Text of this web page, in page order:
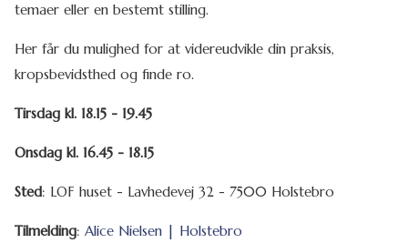
temaer eller en bestemt stilling.
Her får du mulighed for at videreudvikle din praksis,
kropsbevidsthed og finde ro.
Tirsdag kl. 18.15 - 19.45
Onsdag kl. 16.45 - 18.15
Sted: LOF huset - Lavhedevej 32 - 7500 Holstebro
Tilmelding:Alice Nielsen | Holstebro